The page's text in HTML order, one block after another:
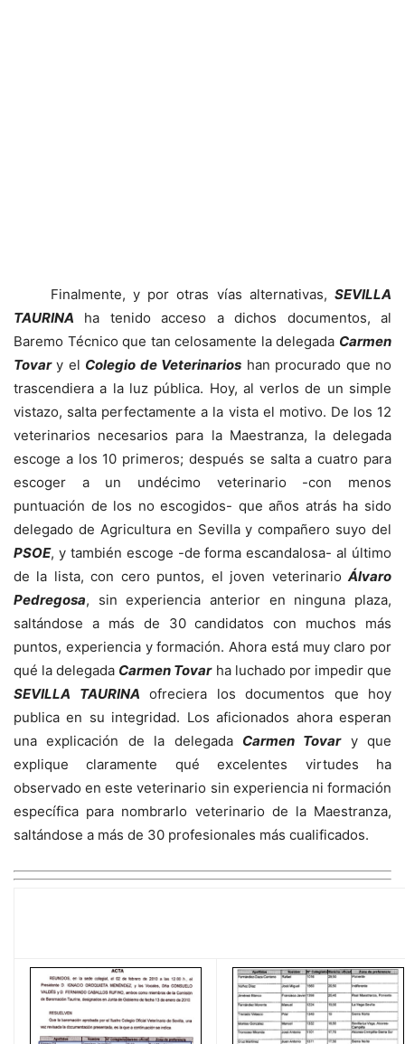
Finalmente, y por otras vías alternativas, SEVILLA
TAURINA ha tenido acceso a dichos documentos, al
Baremo Técnico que tan celosamente la delegada Carmen
Tovary el Colegio de Veterinarios han procurado que no
trascendiera a la luz pública. Hoy, al verlos de un simple
vistazo, salta perfectamente a la vista el motivo. De los 12
veterinarios necesarios para la Maestranza, la delegada
escoge a los 10 primeros; después se salta a cuatro para
escoger a un undécimo veterinario -con menos
puntuación de los no escogidos- que años atrás ha sido
delegado de Agricultura en Sevilla y compañero suyo del
PSOE, y también escoge -de forma escandalosa- al último
de la lista, con cero puntos, el joven veterinario Álvaro
Pedregosa, sin experiencia anterior en ninguna plaza,
saltándose a más de 30 candidatos con muchos más
puntos, experiencia y formación. Ahora está muy claro por
qué la delegada Carmen Tovarha luchado por impedir que
SEVILLA TAURINA ofreciera los documentos que hoy
publica en su integridad. Los aficionados ahora esperan
una explicación de la delegada Carmen Tovary que
explique claramente qué excelentes virtudes ha
observado en este veterinario sin experiencia ni formación
específica para nombrarlo veterinario de la Maestranza,
saltándose a más de 30 profesionales más cualificados.